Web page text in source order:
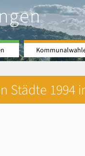
1994